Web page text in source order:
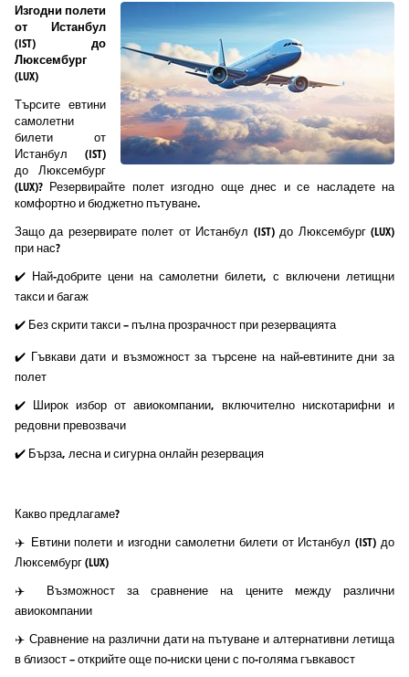
Изгодни полети
от Истанбул
(IST) до
Люксембург
(LUX)
Търсите евтини
самолетни
билети от
Истанбул (IST)
до Люксембург
(LUX)? Резервирайте полет изгодно още днес и се насладете на
комфортно и бюджетно пътуване.
Защо да резервирате полет от Истанбул (IST) до Люксембург (LUX)
при нас?
✔️ Най-добрите цени на самолетни билети, с включени летищни
такси и багаж
✔️ Без скрити такси – пълна прозрачност при резервацията
✔️ Гъвкави дати и възможност за търсене на най-евтините дни за
полет
✔️ Широк избор от авиокомпании, включително нискотарифни и
редовни превозвачи
✔️ Бърза, лесна и сигурна онлайн резервация
Какво предлагаме?
✈️ Евтини полети и изгодни самолетни билети от Истанбул (IST) до
Люксембург (LUX)
✈️ Възможност за сравнение на цените между различни
авиокомпании
✈️ Сравнение на различни дати на пътуване и алтернативни летища
в близост – открийте още по-ниски цени с по-голяма гъвкавост